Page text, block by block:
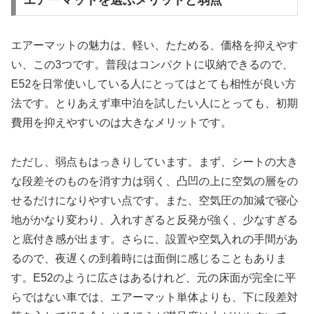
エアーマットの魅力は、軽い、たためる、価格を抑えやす
い、この3つです。普段はコンパクトに収納できるので、
E52を日常使いしている人にとってはとても相性が良い方
法です。とりあえず車中泊を試したい人にとっても、初期
費用を抑えやすいのは大きなメリットです。
ただし、弱点もはっきりしています。まず、シートの大き
な段差そのものを消す力は弱く、凸凹の上に空気の層をの
せるだけになりやすい点です。また、空気圧の加減で寝心
地がかなり変わり、入れすぎると反発が強く、少なすぎる
と底付き感が出ます。さらに、設置や空気入れの手間があ
るので、夜遅くの到着時には面倒に感じることもありま
す。E52のように広さはあるけれど、元の床面が完全に平
らではない車では、エアーマット単体よりも、下に段差対